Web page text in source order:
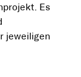
Es
jeweiligen